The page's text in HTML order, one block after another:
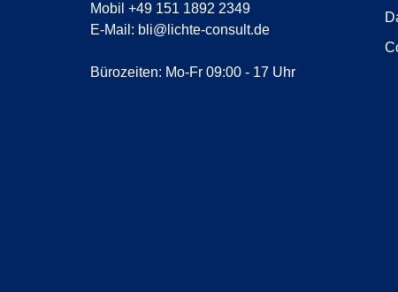
Mobil +49 151 1892 2349
E-Mail: bli@lichte-consult.de
Bürozeiten: Mo-Fr 09:00 - 17 Uhr